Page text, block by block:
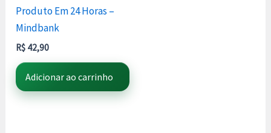
Produto Em 24 Horas –
Mindbank
R$ 42,90
Adicionar ao carrinho